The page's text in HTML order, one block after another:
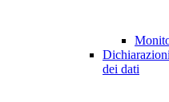
dei dati